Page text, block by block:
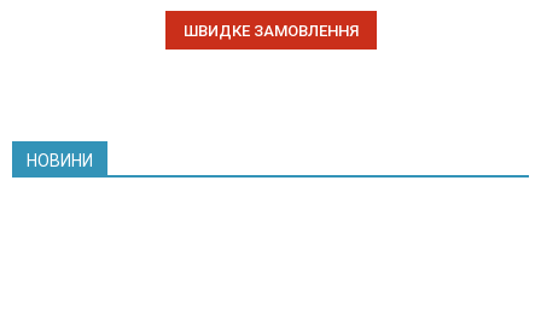
НОВИНИ